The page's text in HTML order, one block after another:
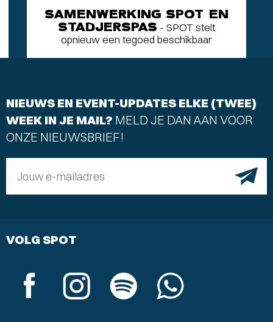
SAMENWERKING SPOT EN
STADJERSPAS - SPOT stelt
opnieuw een tegoed beschikbaar
NIEUWS EN EVENT-UPDATES ELKE (TWEE)
WEEK IN JE MAIL? MELD JE DAN AAN VOOR
ONZE NIEUWSBRIEF!
Jouw e-mailadres
VOLG SPOT